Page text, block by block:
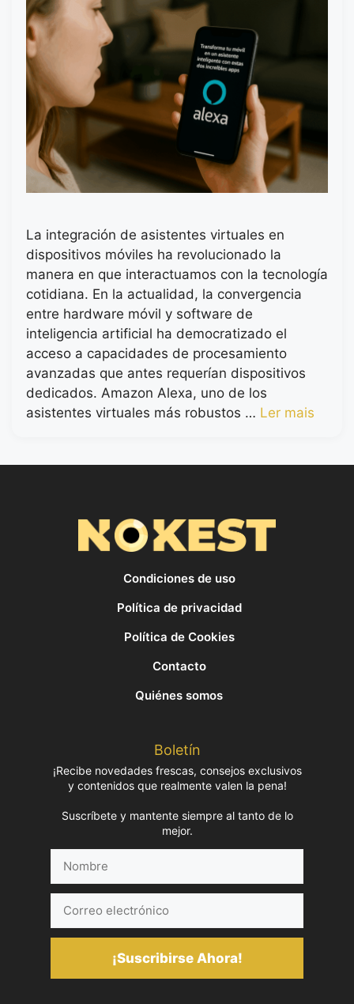
La integración de asistentes virtuales en
dispositivos móviles ha revolucionado la
manera en que interactuamos con la tecnología
cotidiana. En la actualidad, la convergencia
entre hardware móvil y software de
inteligencia artificial ha democratizado el
acceso a capacidades de procesamiento
avanzadas que antes requerían dispositivos
dedicados. Amazon Alexa, uno de los
asistentes virtuales más robustos … Ler mais
Condiciones de uso
Política de privacidad
Política de Cookies
Contacto
Quiénes somos
Boletín
¡Recibe novedades frescas, consejos exclusivos
y contenidos que realmente valen la pena!
Suscríbete y mantente siempre al tanto de lo
mejor.
electrónico
¡Suscribirse Ahora!